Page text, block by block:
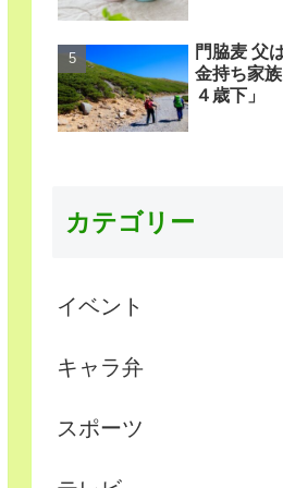
門脇麦 父
金持ち家
４歳下」
カテゴリー
イベント
キャラ弁
スポーツ